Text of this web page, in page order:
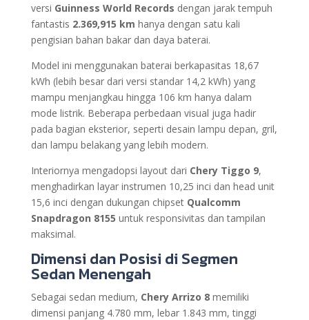
versi Guinness World Records dengan jarak tempuh
fantastis 2.369,915 km hanya dengan satu kali
pengisian bahan bakar dan daya baterai.
Model ini menggunakan baterai berkapasitas 18,67
kWh (lebih besar dari versi standar 14,2 kWh) yang
mampu menjangkau hingga 106 km hanya dalam
mode listrik. Beberapa perbedaan visual juga hadir
pada bagian eksterior, seperti desain lampu depan, gril,
dan lampu belakang yang lebih modern.
Interiornya mengadopsi layout dari Chery Tiggo 9,
menghadirkan layar instrumen 10,25 inci dan head unit
15,6 inci dengan dukungan chipset Qualcomm
Snapdragon 8155 untuk responsivitas dan tampilan
maksimal.
Dimensi dan Posisi di Segmen
Sedan Menengah
Sebagai sedan medium, Chery Arrizo 8memiliki
dimensi panjang 4.780 mm, lebar 1.843 mm, tinggi